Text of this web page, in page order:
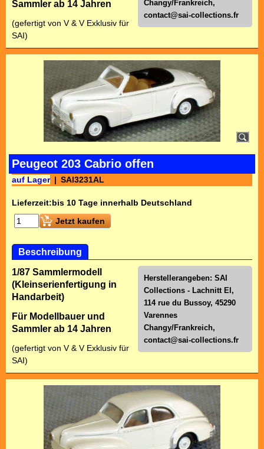
Changy/Frankreich,
contact@sai-collections.fr
Sammler ab 14 Jahren
(gefertigt von V & V Exklusiv für
SAI)
Peugeot 203 Cabrio offen
auf Lager SAI3231AL
Lieferzeit:bis 10 Tage innerhalb Deutschland
Jetzt kaufen
Beschreibung
Herstellerangeben: SAI
Collections - Lachnitt El,
114 rue du Bussoy, 45290
Varennes
Changy/Frankreich,
contact@sai-collections.fr
1/87 Sammlermodell
(Kleinserienfertigung in
Handarbeit)
Für Modellbauer und
Sammler ab 14 Jahren
(gefertigt von V & V Exklusiv für
SAI)